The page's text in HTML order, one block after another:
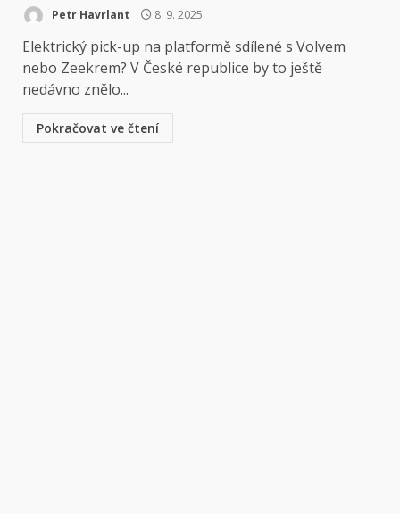
Petr Havrlant 8. 9. 2025
Elektrický pick-up na platformě sdílené s Volvem
nebo Zeekrem? V České republice by to ještě
nedávno znělo...
Pokračovat ve čtení